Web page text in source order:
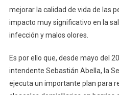
mejorar la calidad de vida de las
impacto muy significativo en la
infección y malos olores.
Es por ello que, desde mayo del
intendente Sebastián Abella, la
ejecuta un importante plan para